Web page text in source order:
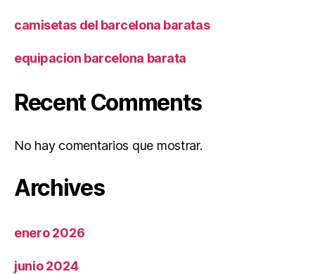
camisetas del barcelona baratas
equipacion barcelona barata
Recent Comments
No hay comentarios que mostrar.
Archives
enero 2026
junio 2024